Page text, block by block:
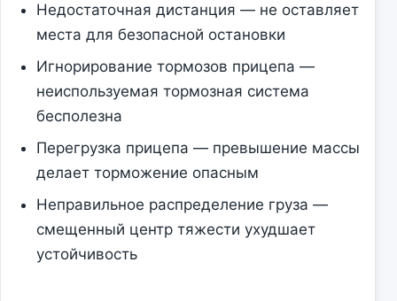
Недостаточная дистанция — не оставляет
места для безопасной остановки
Игнорирование тормозов прицепа —
неиспользуемая тормозная система
бесполезна
Перегрузка прицепа — превышение массы
делает торможение опасным
Неправильное распределение груза —
смещенный центр тяжести ухудшает
устойчивость